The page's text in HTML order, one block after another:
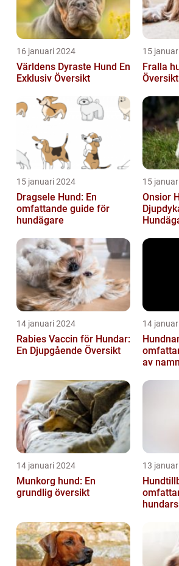
16 januari 2024
Världens Dyraste Hund En
Exklusiv Översikt
15
Fralla
Översikt
15 januari 2024
Dragsele Hund: En
omfattande guide för
hundägare
15
Onsior
14 januari 2024
Rabies Vaccin för Hundar:
En Djupgående Översikt
14
av
14 januari 2024
Munkorg hund: En
grundlig översikt
13